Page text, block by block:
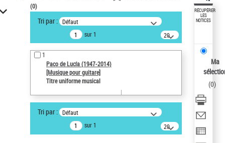
VOTRE RECHERCHE
Recherche avancée dans les
notices d’autorité
Œuvres liées à l'auteur :
Paco de Lucía (1947-2014)
Type de notice d'autorité
Type de notice d'autorité
(0)
Tri par : Défaut
sur 1
20
résultats/page
1
Paco de Lucía (1947-2014)
[Musique pour guitare]
Titre uniforme musical
Tri par : Défaut
sur 1
20
résultats/page
RÉCUPÉRER
LES
NOTICES
Ma
(0)